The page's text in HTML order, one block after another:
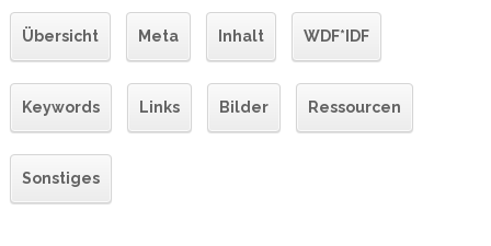
Übersicht Meta Inhalt WDF*IDF
Keywords Links Bilder Ressourcen
Sonstiges